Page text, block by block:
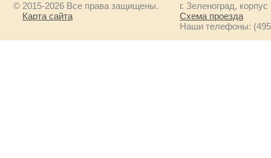
© 2015-2026 Все права защищены.
Карта сайта
г. Зеленоград, корпус
Схема проезда
Наши телефоны: